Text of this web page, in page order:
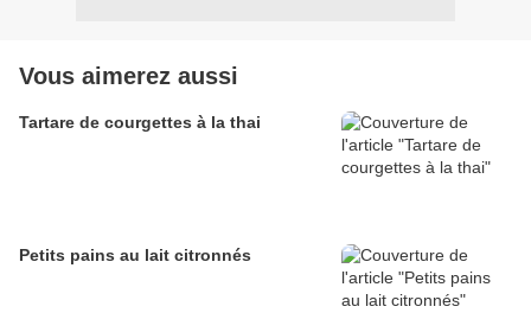
Vous aimerez aussi
Tartare de courgettes à la thai
Petits pains au lait citronnés